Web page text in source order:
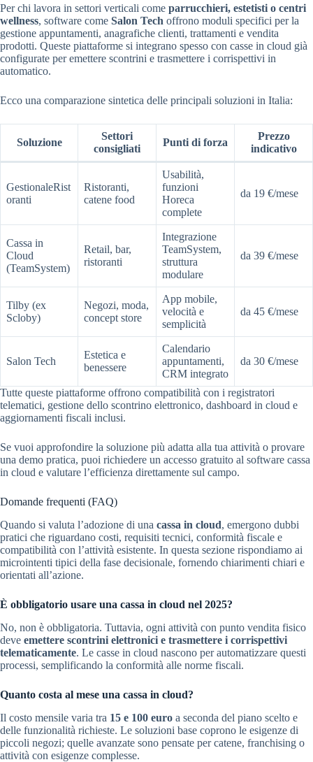
Per chi lavora in settori verticali come parrucchieri, estetisti o centri
wellness, software come Salon Tech offrono moduli specifici per la
gestione appuntamenti, anagrafiche clienti, trattamenti e vendita
prodotti. Queste piattaforme si integrano spesso con casse in cloud già
configurate per emettere scontrini e trasmettere i corrispettivi in
automatico.
Ecco una comparazione sintetica delle principali soluzioni in Italia:
Soluzione
Settori
consigliati
Punti di forza
Prezzo
indicativo
GestionaleRist
oranti
Ristoranti,
catene food
Usabilità,
funzioni
Horeca
complete
da 19 €/mese
Cassa in
Cloud
(TeamSystem)
Retail, bar,
ristoranti
Integrazione
TeamSystem,
struttura
modulare
da 39 €/mese
Tilby (ex
Scloby)
Negozi, moda,
concept store
App mobile,
velocità e
semplicità
da 45 €/mese
Salon Tech
Estetica e
benessere
Calendario
appuntamenti,
CRM integrato
da 30 €/mese
Tutte queste piattaforme offrono compatibilità con i registratori
telematici, gestione dello scontrino elettronico, dashboard in cloud e
aggiornamenti fiscali inclusi.
Se vuoi approfondire la soluzione più adatta alla tua attività o provare
una demo pratica, puoi richiedere un accesso gratuito al software cassa
in cloud e valutare l’efficienza direttamente sul campo.
Domande frequenti (FAQ)
Quando si valuta l’adozione di una cassa in cloud, emergono dubbi
pratici che riguardano costi, requisiti tecnici, conformità fiscale e
compatibilità con l’attività esistente. In questa sezione rispondiamo ai
microintenti tipici della fase decisionale, fornendo chiarimenti chiari e
orientati all’azione.
È obbligatorio usare una cassa in cloud nel 2025?
No, non è obbligatoria. Tuttavia, ogni attività con punto vendita fisico
deve emettere scontrini elettronici e trasmettere i corrispettivi
telematicamente. Le casse in cloud nascono per automatizzare questi
processi, semplificando la conformità alle norme fiscali.
Quanto costa al mese una cassa in cloud?
Il costo mensile varia tra 15 e 100 euro a seconda del piano scelto e
delle funzionalità richieste. Le soluzioni base coprono le esigenze di
piccoli negozi; quelle avanzate sono pensate per catene, franchising o
attività con esigenze complesse.